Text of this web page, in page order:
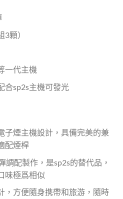
顆）
一代主機
合sp2s主機可發光
子煙主機設計，具備完美的兼
配煙桿
調配製作，是sp2s的替代品，
味極爲相似
，方便隨身携帶和旅游，隨時